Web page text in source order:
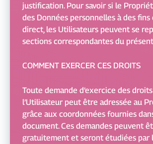
justification. Pour savoir si le
des Données personnelles à des
direct, les Utilisateurs peuvent se
sections correspondantes du
COMMENT EXERCER CES DROITS
Toute demande d’exercice des
l’Utilisateur peut être adressée au
grâce aux coordonnées fournies
document. Ces demandes peuvent
gratuitement et seront étudiées par